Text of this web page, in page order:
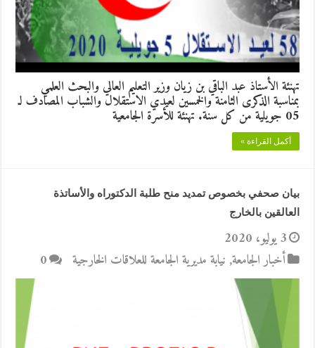
تهنئة الأستاذ عبد الباقي بن زيان وزير التعليم العالي والبحث العلمي
بمناسبة الذكرى الثامنة والخمسين لعيدي الاستقلال والشباب المصادف لـ
05 جويلية من كل سنة. تهنئة للأسرة الجامعية
أكمل القراءة »
بيان صحفي بخصوص تمديد منح طلبة الدكتوراه والأساتذة
العالقين بالخارج
3 يوليو، 2020
أخبار الجامعة, نيابة مديرية الجامعة للعلاقات الخارجية 0